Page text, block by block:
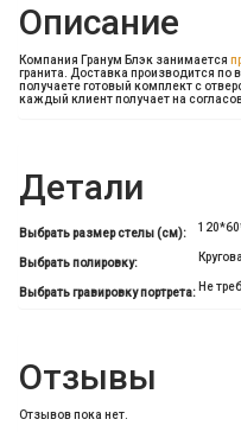
Описание
Компания Гранум Блэк занимается
гранита. Доставка производится по
получаете готовый комплект с
каждый клиент получает на
Детали
Выбрать размер стелы (см):
Выбрать полировку:
Выбрать гравировку портрета: Не
Отзывы
Отзывов пока нет.